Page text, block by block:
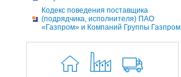
Кодекс поведения поставщика
(подрядчика, исполнителя) ПАО
«Газпром» и Компаний Группы Газпром